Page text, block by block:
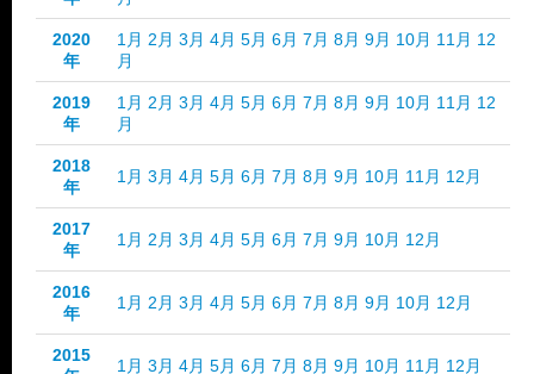
2020
年
1月 2月 3月 4月 5月 6月 7月 8月 9月 10月 11月 12
月
2019
年
1月 2月 3月 4月 5月 6月 7月 8月 9月 10月 11月 12
月
2018
年
1月 3月 4月 5月 6月 7月 8月 9月 10月 11月 12月
2017
年
1月 2月 3月 4月 5月 6月 7月 9月 10月 12月
2016
年
1月 2月 3月 4月 5月 6月 7月 8月 9月 10月 12月
2015
1月 3月 4月 5月 6月 7月 8月 9月 10月 11月 12月